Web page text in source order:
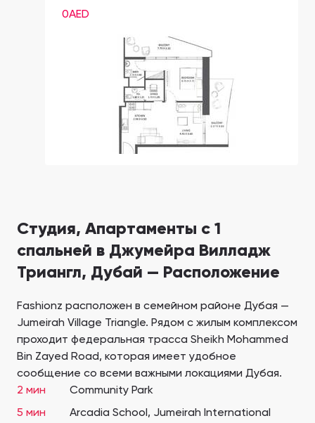
0AED
Студия, Апартаменты с 1
спальней в Джумейра Вилладж
Триангл, Дубай — Расположение
Fashionz расположен в семейном районе Дубая —
Jumeirah Village Triangle. Рядом с жилым комплексом
проходит федеральная трасса Sheikh Mohammed
Bin Zayed Road, которая имеет удобное
сообщение со всеми важными локациями Дубая.
2 мин
Community Park
5 мин
Arcadia School, Jumeirah International